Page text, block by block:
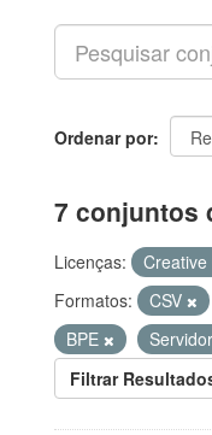
Ordenar por
7 conjuntos
Licenças:
Formatos:
CSV
BPE
Filtrar